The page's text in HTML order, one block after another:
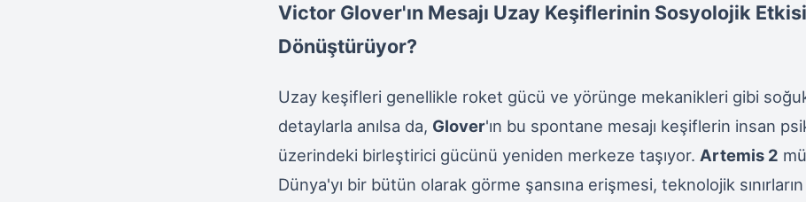
Victor Glover'ın Mesajı Uzay Keşiflerinin Sosyolojik
Dönüştürüyor?
Uzay keşifleri genellikle roket gücü ve yörünge mekanikleri gibi
detaylarla anılsa da, Glover'ın bu spontane mesajı keşiflerin insan
üzerindeki birleştirici gücünü yeniden merkeze taşıyor. Artemis 2
Dünya'yı bir bütün olarak görme şansına erişmesi, teknolojik